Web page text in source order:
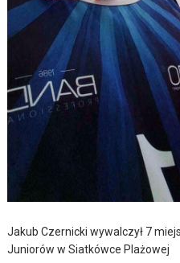
Jakub Czernicki wywalczył 7
Juniorów w Siatkówce Plażowej